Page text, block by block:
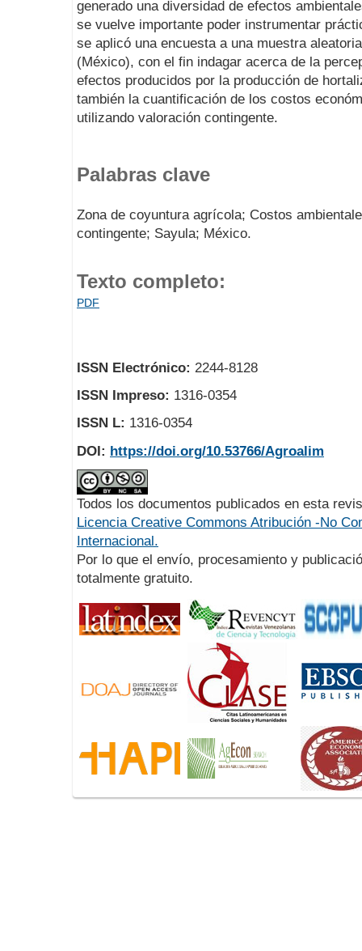
generado una diversidad de efectos
se vuelve importante poder instrumentar
se aplicó una encuesta a una muestra
(México), con el fin indagar acerca de la
efectos producidos por la producción de
también la cuantificación de los costos
utilizando valoración contingente.
Palabras clave
Zona de coyuntura agrícola; Costos
contingente; Sayula; México.
Texto completo:
PDF
ISSN Electrónico: 2244-8128
ISSN Impreso: 1316-0354
ISSN L: 1316-0354
DOI: https://doi.org/10.53766/Agroalim
Todos los documentos publicados en esta
Licencia Creative Commons Atribución -No
Internacional.
Por lo que el envío, procesamiento y
totalmente gratuito.